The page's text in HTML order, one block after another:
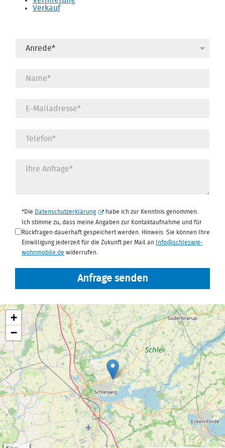
Verkauf
Datenschutz*
*Die Datenschutzerklärung
habe ich zur Kenntnis genommen.
Ich stimme zu, dass meine Angaben zur Kontaktaufnahme und für
Rückfragen dauerhaft gespeichert werden. Hinweis: Sie können Ihre
Einwilligung jederzeit für die Zukunft per Mail an
Info@schleswig-
wohnmobile.de widerrufen.
Anfrage senden
+
−